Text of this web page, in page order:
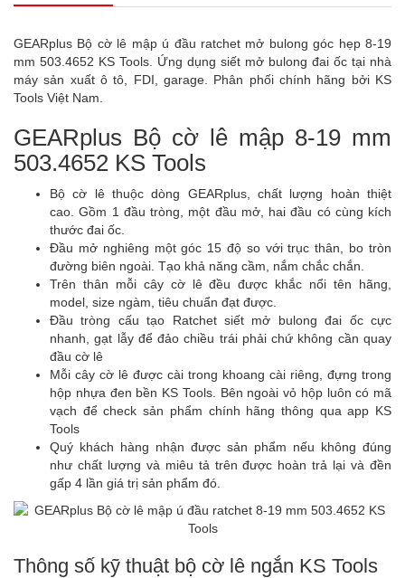
GEARplus Bộ cờ lê mập ú đầu ratchet mở bulong góc hẹp 8-19
mm 503.4652 KS Tools. Ứng dụng siết mở bulong đai ốc tại nhà
máy sản xuất ô tô, FDI, garage. Phân phối chính hãng bởi KS
Tools Việt Nam.
GEARplus Bộ cờ lê mập 8-19 mm
503.4652 KS Tools
Bộ cờ lê thuộc dòng GEARplus, chất lượng hoàn thiệt
cao. Gồm 1 đầu tròng, một đầu mở, hai đầu có cùng kích
thước đai ốc.
Đầu mở nghiêng một góc 15 độ so với trục thân, bo tròn
đường biên ngoài. Tạo khả năng cầm, nắm chắc chắn.
Trên thân mỗi cây cờ lê đều được khắc nổi tên hãng,
model, size ngàm, tiêu chuẩn đạt được.
Đầu tròng cấu tạo Ratchet siết mở bulong đai ốc cực
nhanh, gạt lẫy để đảo chiều trái phải chứ không cần quay
đầu cờ lê
Mỗi cây cờ lê được cài trong khoang cài riêng, đựng trong
hộp nhựa đen bền KS Tools. Bên ngoài vỏ hộp luôn có mã
vạch để check sản phẩm chính hãng thông qua app KS
Tools
Quý khách hàng nhận được sản phẩm nếu không đúng
như chất lượng và miêu tả trên được hoàn trả lại và đền
gấp 4 lần giá trị sản phẩm đó.
Thông số kỹ thuật bộ cờ lê ngắn KS Tools